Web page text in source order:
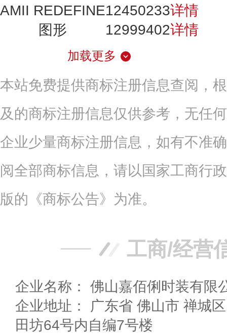
AMII REDEFINE12450233详情
图形
12999402详情
加载更多
本站免费提供商标注册信息查阅，
及的商标注册信息仅供参考，无任
企业少量商标注册信息，如有不准
阅全部商标信息，请以国家工商行
版的《商标公告》为准。
工商/经营
企业名称： 佛山嘉佰俐时装有限
企业地址： 广东省 佛山市 禅城区 石湾镇街道凤凰路隔
田坊64号内自编7号楼